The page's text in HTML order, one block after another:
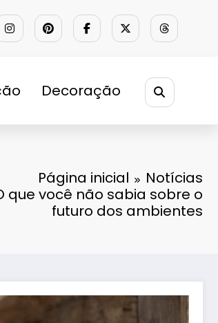
Decoração
Página inicial
Notícias
que você não sabia sobre o
futuro dos ambientes